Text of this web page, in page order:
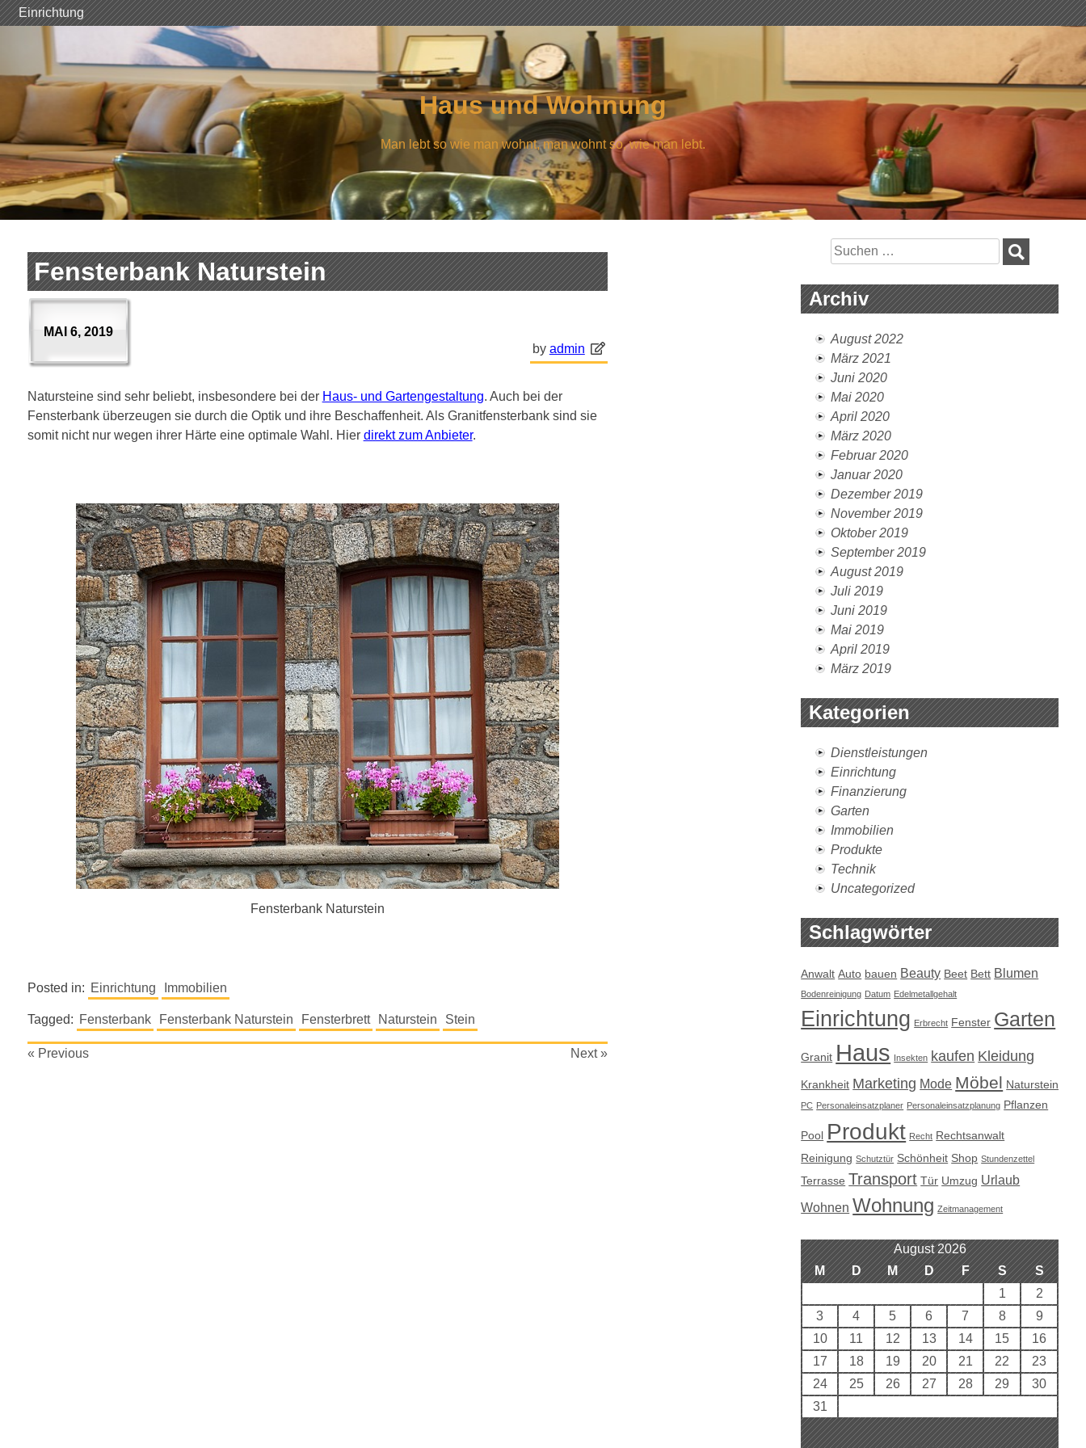
Skip
to
Einrichtung
Haus und Wohnung
Man lebt so wie man wohnt, man wohnt so, wie man lebt.
Fensterbank Naturstein
MAI 6, 2019
by admin
Natursteine sind sehr beliebt, insbesondere bei der Haus- und Gartengestaltung. Auch bei der
Fensterbank überzeugen sie durch die Optik und ihre Beschaffenheit. Als Granitfensterbank sind sie
somit nicht nur wegen ihrer Härte eine optimale Wahl. Hier direkt zum Anbieter.
Fensterbank Naturstein
Posted in: Einrichtung Immobilien
Tagged: Fensterbank Fensterbank Naturstein Fensterbrett Naturstein Stein
Beitragsnavigation
« Previous Next »
Suchen
nach:
Archiv
August 2022
März 2021
Juni 2020
Mai 2020
April 2020
März 2020
Februar 2020
Januar 2020
Dezember 2019
November 2019
Oktober 2019
September 2019
August 2019
Juli 2019
Juni 2019
Mai 2019
April 2019
März 2019
Kategorien
Dienstleistungen
Einrichtung
Finanzierung
Garten
Immobilien
Produkte
Technik
Uncategorized
Schlagwörter
Anwalt Auto bauen Beauty Beet Bett Blumen
Bodenreinigung Datum Edelmetallgehalt
Einrichtung Erbrecht Fenster Garten
Granit Haus Insekten kaufen Kleidung
Krankheit Marketing Mode Möbel Naturstein
PC Personaleinsatzplaner Personaleinsatzplanung Pflanzen
Pool Produkt Recht Rechtsanwalt
Reinigung Schutztür Schönheit Shop Stundenzettel
Terrasse Transport Tür Umzug Urlaub
Wohnen Wohnung Zeitmanagement
August 2026
M
D M D F S
S
1
2
3
4 5 6 7 8
9
10
11 12 13 14 15
16
17
18 19 20 21 22
23
24
25 26 27 28 29
30
31